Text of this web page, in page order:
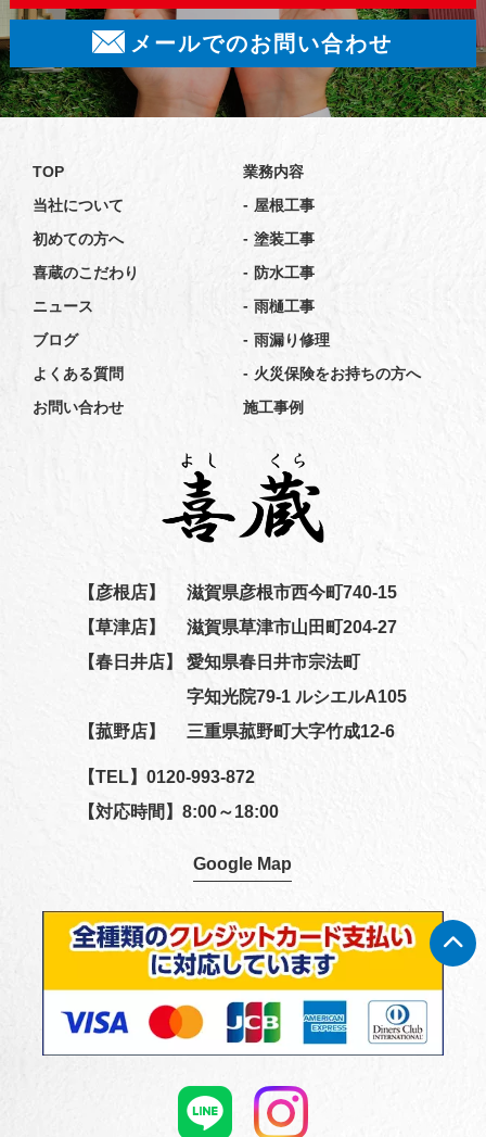
メールでのお問い合わせ
【彦根店】
滋賀県彦根市西今町740-15
【草津店】
滋賀県草津市山田町204-27
【春日井店】
愛知県春日井市宗法町
字知光院79-1 ルシエルA105
【菰野店】
三重県菰野町大字竹成12-6
【TEL】0120-993-872
【対応時間】8:00～18:00
Google Map
TOP
当社について
初めての方へ
喜蔵のこだわり
ニュース
ブログ
よくある質問
お問い合わせ
業務内容
- 屋根工事
- 塗装工事
- 防水工事
- 雨樋工事
- 雨漏り修理
- 火災保険をお持ちの方へ
施工事例